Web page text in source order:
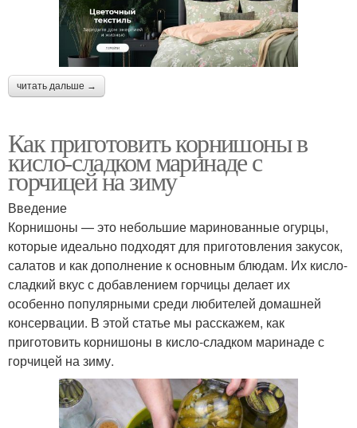
читать дальше →
Как приготовить корнишоны в
кисло-сладком маринаде с
горчицей на зиму
Введение
Корнишоны — это небольшие маринованные огурцы,
которые идеально подходят для приготовления закусок,
салатов и как дополнение к основным блюдам. Их кисло-
сладкий вкус с добавлением горчицы делает их
особенно популярными среди любителей домашней
консервации. В этой статье мы расскажем, как
приготовить корнишоны в кисло-сладком маринаде с
горчицей на зиму.